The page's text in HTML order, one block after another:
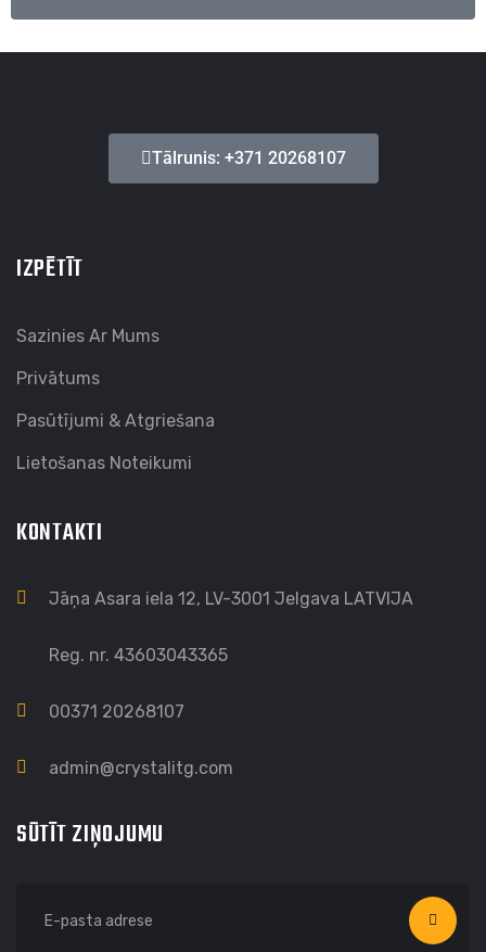
Tālrunis: +371 20268107
IZPĒTĪT
Sazinies Ar Mums
Privātums
Pasūtījumi & Atgriešana
Lietošanas Noteikumi
KONTAKTI
Jāņa Asara iela 12, LV-3001 Jelgava LATVIJA
Reg. nr. 43603043365
00371 20268107
admin@crystalitg.com
SŪTĪT ZIŅOJUMU